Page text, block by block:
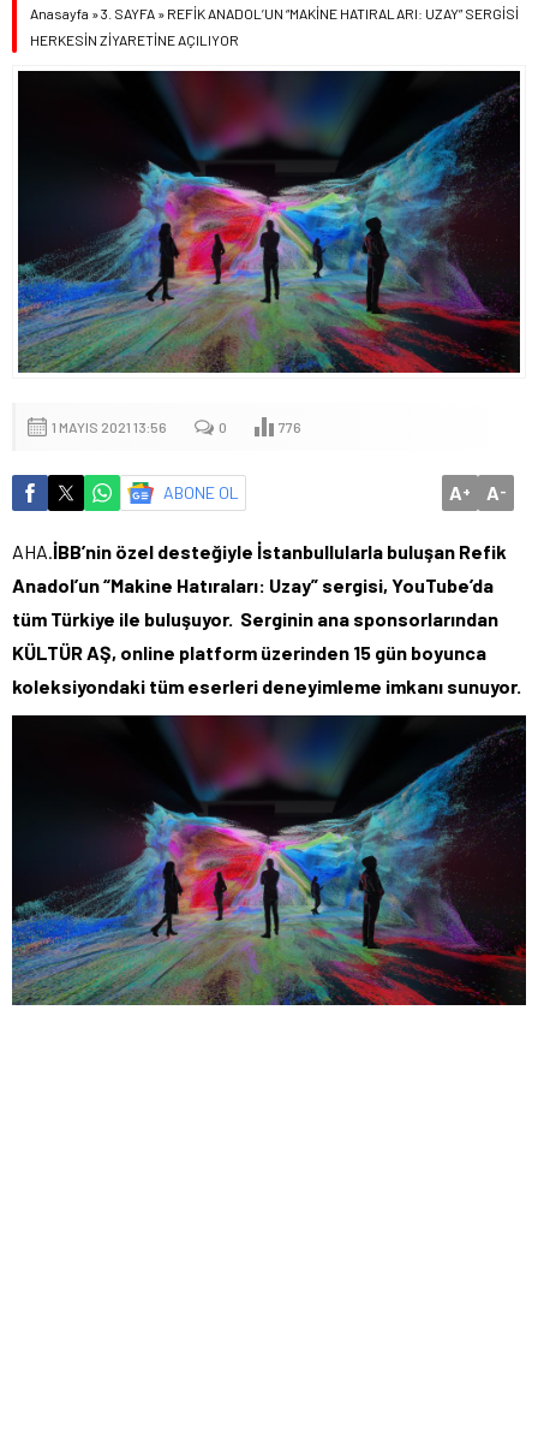
Anasayfa »3. SAYFA » REFİK ANADOL’UN “MAKİNE HATIRALARI: UZAY” SERGİSİ
HERKESİN ZİYARETİNE AÇILIYOR
1 MAYIS 2021 13:56 0 776
ABONE OL A+ A-
AHA. İBB’nin özel desteğiyle İstanbullularla buluşan Refik
Anadol’un “Makine Hatıraları: Uzay” sergisi, YouTube’da
tüm Türkiye ile buluşuyor. Serginin ana sponsorlarından
KÜLTÜR AŞ, online platform üzerinden 15 gün boyunca
koleksiyondaki tüm eserleri deneyimleme imkanı sunuyor.